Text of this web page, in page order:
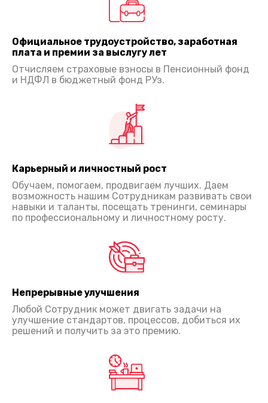
Официальное трудоустройство, заработная
плата и премии за выслугу лет
Отчисляем страховые взносы в Пенсионный фонд
и НДФЛ в бюджетный фонд РУз.
Карьерный и личностный рост
Обучаем, помогаем, продвигаем лучших. Даем
возможность нашим Сотрудникам развивать свои
навыки и таланты, посещать тренинги, семинары
по профессиональному и личностному росту.
Непрерывные улучшения
Любой Сотрудник может двигать задачи на
улучшение стандартов, процессов, добиться их
решений и получить за это премию.